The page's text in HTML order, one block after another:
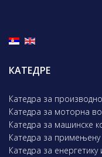
КАТЕДРЕ
Катедра за
Катедра за моторна
Катедра за машинске
Катедра за
Катедра за енергетику